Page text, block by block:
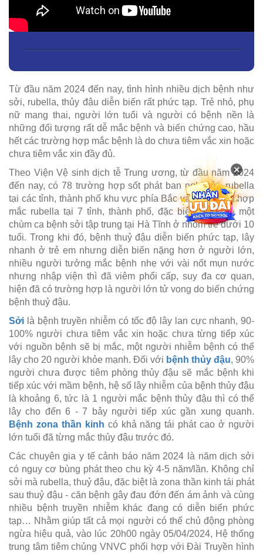
Từ đầu năm 2024 đến nay, tình hình nhiều dịch bệnh như
sởi, rubella, thủy đậu diễn biến rất phức tạp. Trẻ nhỏ, phụ
nữ mang thai, người lớn tuổi và người có bệnh nền là
những đối tượng rất dễ mắc bệnh và biến chứng cao, hầu
hết các trường hợp mắc bệnh là do chưa tiêm vắc xin hoặc
chưa tiêm vắc xin đầy đủ.
Theo Viện Vệ sinh dịch tễ Trung ương, từ đầu năm 2024
đến nay, có 78 trường hợp sốt phát ban nghi sởi, rubella
tại các tỉnh, thành phố khu vực phía Bắc và 10 trường hợp
mắc rubella tại 7 tỉnh, thành phố, đặc biệt ghi nhận một
chùm ca bệnh sởi tập trung tại Hà Tĩnh ở nhóm trẻ dưới 10
tuổi. Trong khi đó, bệnh thuỷ đậu diễn biến phức tạp, lây
nhanh ở trẻ em nhưng diễn biến nặng hơn ở người lớn,
nhiều người tưởng mắc bệnh nhẹ với vài nốt mụn nước
nhưng nhập viện thì đã viêm phổi cấp, suy đa cơ quan,
hiện đã có trường hợp là người lớn tử vong do biến chứng
bệnh thuỷ đậu.
Sởi là bệnh truyền nhiễm có tốc độ lây lan cực nhanh, 90-
100% người chưa tiêm vắc xin hoặc chưa từng tiếp xúc
với nguồn bệnh sẽ bị mắc, một người nhiễm bệnh có thể
lây cho 20 người khỏe mạnh. Đối với bệnh thủy đậu, 90%
người chưa được tiêm phòng thủy đậu sẽ mắc bệnh khi
tiếp xúc với mầm bệnh, hệ số lây nhiễm của bệnh thủy đậu
là khoảng 6, tức là 1 người mắc bệnh thủy đậu thì có thể
lây cho đến 6 - 7 bảy người tiếp xúc gần xung quanh.
Bệnh zona thần kinh có khả năng tái phát cao ở người
lớn tuổi đã từng mắc thủy đậu trước đó.
Các chuyên gia y tế cảnh báo năm 2024 là năm dịch sởi
có nguy cơ bùng phát theo chu kỳ 4-5 năm/lần. Không chỉ
sởi mà rubella, thuỷ đậu, đặc biệt là zona thần kinh tái phát
sau thuỷ đậu - căn bệnh gây đau đớn đến ám ảnh và cùng
nhiều bệnh truyền nhiễm khác đang có diễn biến phức
tạp… Nhằm giúp tất cả mọi người có thể chủ động phòng
ngừa hiệu quả, vào lúc 20h00 ngày 05/04/2024, Hệ thống
trung tâm tiêm chủng VNVC phối hợp với Đài Truyền hình
×